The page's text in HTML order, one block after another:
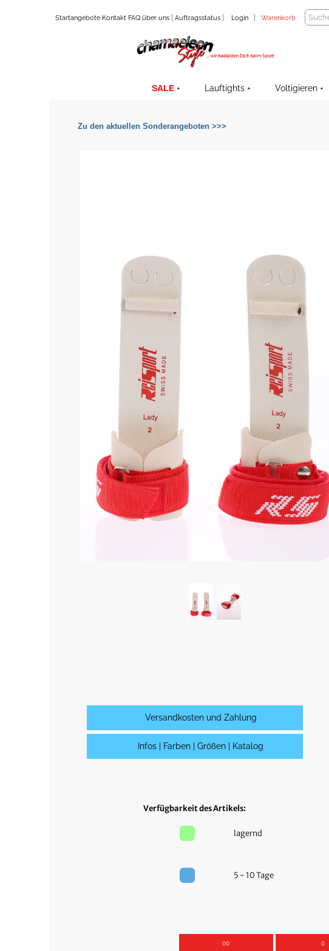
StartangeboteKontaktFAQüber uns Auftragsstatus Login Warenkorb
SALE Lauftights Voltigieren
Zu den aktuellen Sonderangeboten >>>
Versandkosten und Zahlung
Infos | Farben | Größen | Katalog
Verfügbarkeit des Artikels:
lagernd
5 - 10 Tage
00 0